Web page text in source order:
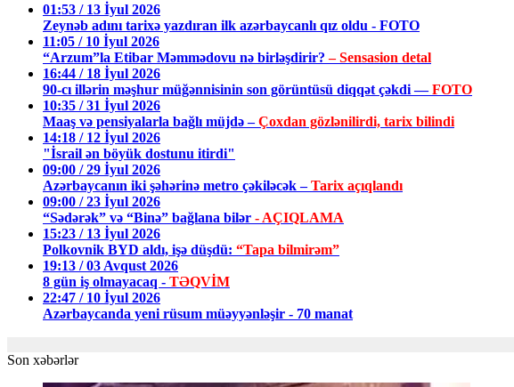
01:53 / 13 İyul 2026
Zeynəb adını tarixə yazdıran ilk azərbaycanlı qız oldu - FOTO
11:05 / 10 İyul 2026
“Arzum”la Etibar Məmmədovu nə birləşdirir?– Sensasion detal
16:44 / 18 İyul 2026
90-cı illərin məşhur müğənnisinin son görüntüsü diqqət çəkdi —FOTO
10:35 / 31 İyul 2026
Maaş və pensiyalarla bağlı müjdə –Çoxdan gözlənilirdi, tarix bilindi
14:18 / 12 İyul 2026
"İsrail ən böyük dostunu itirdi"
09:00 / 29 İyul 2026
Azərbaycanın iki şəhərinə metro çəkiləcək –Tarix açıqlandı
09:00 / 23 İyul 2026
“Sədərək” və “Binə” bağlana bilər - AÇIQLAMA
15:23 / 13 İyul 2026
Polkovnik BYD aldı, işə düşdü: “Tapa bilmirəm”
19:13 / 03 Avqust 2026
8 gün iş olmayacaq - TƏQVİM
22:47 / 10 İyul 2026
Azərbaycanda yeni rüsum müəyyənləşir - 70 manat
Son xəbərlər